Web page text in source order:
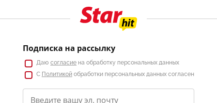
Подписка на рассылку
Даю согласие на обработку персональных данных
С Политикой обработки персональных данных согласен